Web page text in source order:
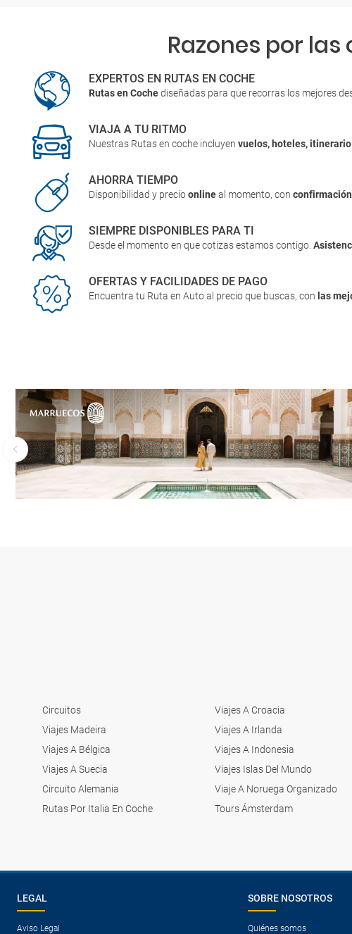
Razones por
EXPERTOS EN RUTAS EN COCHE
Rutas en Cochediseñadas para que recorras los mejores
VIAJA A TU RITMO
Nuestras Rutas en coche incluyenvuelos, hoteles,
AHORRA TIEMPO
Disponibilidad y precioonlineal momento, con
SIEMPRE DISPONIBLES PARA TI
Desde el momento en que cotizas estamos contigo.
OFERTAS Y FACILIDADES DE PAGO
Encuentra tu Ruta en Auto al precio que buscas, con las
Circuitos Viajes A Croacia
Viajes Madeira
Viajes A Irlanda
Viajes A Bélgica
Viajes A Indonesia
Viajes A Suecia
Viajes Islas Del Mundo
Circuito Alemania
Viaje A Noruega Organizado
Rutas Por Italia En Coche
Tours Ámsterdam
LEGAL
Aviso Legal
SOBRE NOSOTROS
Quiénes somos